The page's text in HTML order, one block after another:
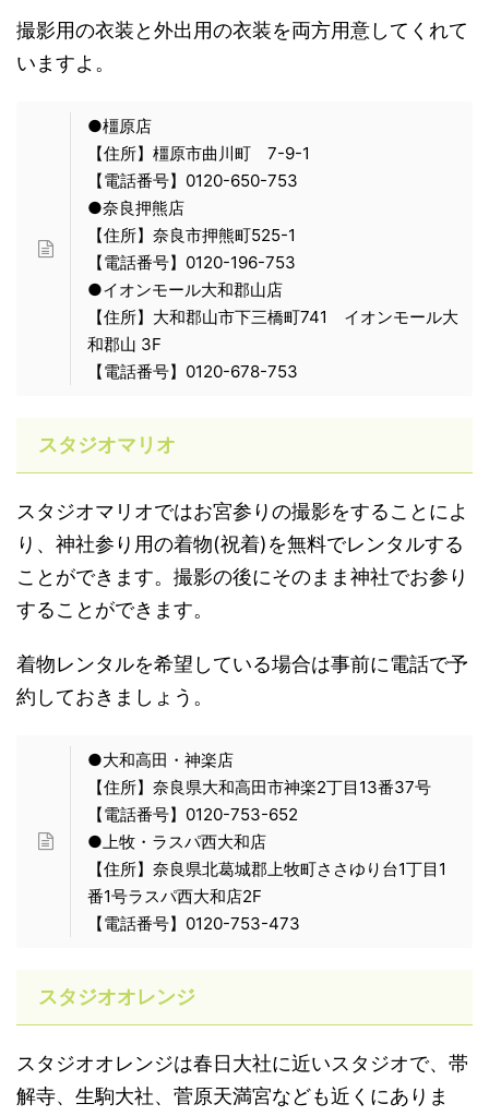
撮影用の衣装と外出用の衣装を両方用意してくれて
いますよ。
●橿原店
【住所】橿原市曲川町 7-9-1
【電話番号】0120-650-753
●奈良押熊店
【住所】奈良市押熊町525-1
【電話番号】0120-196-753
●イオンモール大和郡山店
【住所】大和郡山市下三橋町741 イオンモール大
和郡山 3F
【電話番号】0120-678-753
スタジオマリオ
スタジオマリオではお宮参りの撮影をすることによ
り、神社参り用の着物(祝着)を無料でレンタルする
ことができます。撮影の後にそのまま神社でお参り
することができます。
着物レンタルを希望している場合は事前に電話で予
約しておきましょう。
●大和高田・神楽店
【住所】奈良県大和高田市神楽2丁目13番37号
【電話番号】0120-753-652
●上牧・ラスパ西大和店
【住所】奈良県北葛城郡上牧町ささゆり台1丁目1
番1号ラスパ西大和店2F
【電話番号】0120-753-473
スタジオオレンジ
スタジオオレンジは春日大社に近いスタジオで、帯
解寺、生駒大社、菅原天満宮なども近くにありま